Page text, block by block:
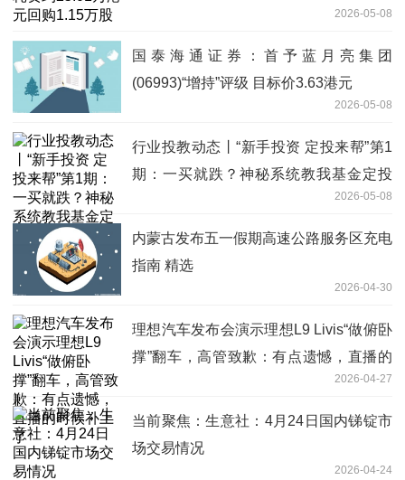
2026-05-08
国泰海通证券：首予蓝月亮集团
(06993)“增持”评级 目标价3.63港元
2026-05-08
行业投教动态丨“新手投资 定投来帮”第1
期：一买就跌？神秘系统教我基金定投
2026-05-08
内蒙古发布五一假期高速公路服务区充电
指南 精选
2026-04-30
理想汽车发布会演示理想L9 Livis“做俯卧
撑”翻车，高管致歉：有点遗憾，直播的
2026-04-27
当前聚焦：生意社：4月24日国内锑锭市
场交易情况
2026-04-24